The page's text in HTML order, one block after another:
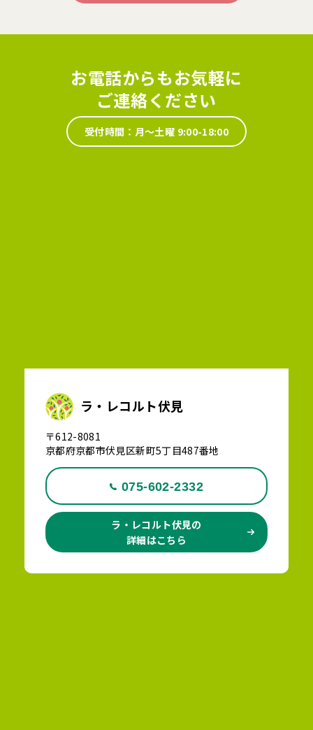
お電話からもお気軽に
ご連絡ください
受付時間：月～土曜 9:00-18:00
ラ・レコルト伏見
〒612-8081
京都府京都市伏見区新町5丁目487番地
075-602-2332
ラ・レコルト伏見の
詳細はこちら